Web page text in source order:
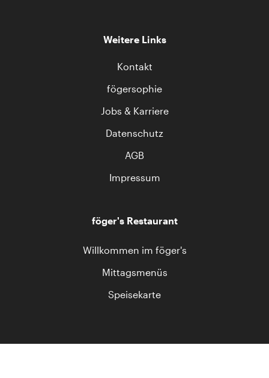
Weitere Links
Kontakt
fögersophie
Jobs & Karriere
Datenschutz
AGB
Impressum
föger's Restaurant
Willkommen im föger's
Mittagsmenüs
Speisekarte